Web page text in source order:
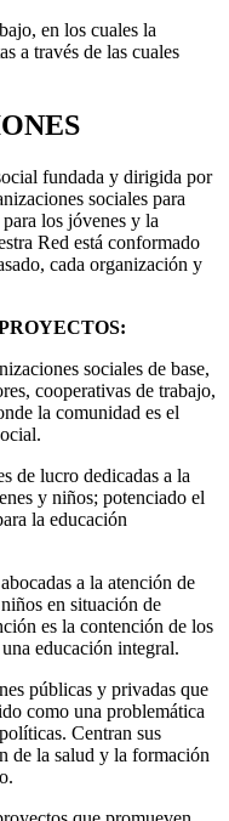
en los cuales la
a través de las cuales
fundada y dirigida por
sociales para
los jóvenes y la
Red está conformado
cada organización y
sociales de base,
cooperativas de trabajo,
la comunidad es el
de lucro dedicadas a la
y niños; potenciado el
la educación
a la atención de
en situación de
es la contención de los
educación integral.
públicas y privadas que
como una problemática
Centran sus
de la salud y la formación